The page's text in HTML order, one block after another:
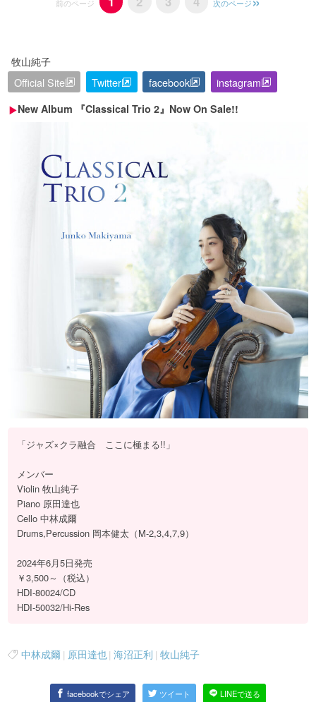
前のページ 次のページ
牧山純子
Official Site
Twitter facebook instagram
New Album 『Classical Trio 2』Now On Sale!!
「ジャズ×クラ融合 ここに極まる!!」
メンバー
Violin 牧山純子
Piano 原田達也
Cello 中林成爾
Drums,Percussion 岡本健太（M-2,3,4,7,9）
2024年6月5日発売
￥3,500～（税込）
HDI-80024/CD
HDI-50032/Hi-Res
中林成爾 | 原田達也| 海沼正利 | 牧山純子
facebookでシェア ツイート LINEで送る